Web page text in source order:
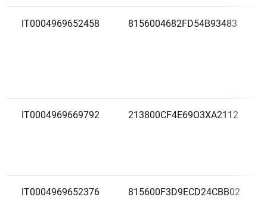
IT0004969652458 8156004682FD54B93483
IT0004969669792 213800CF4E69O3XA2112
IT0004969652376 815600F3D9ECD24CBB02